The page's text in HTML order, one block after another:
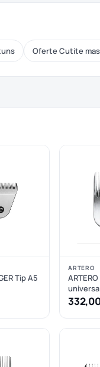
Oferte Cutite
Tip A5
ARTERO
nr.3F -